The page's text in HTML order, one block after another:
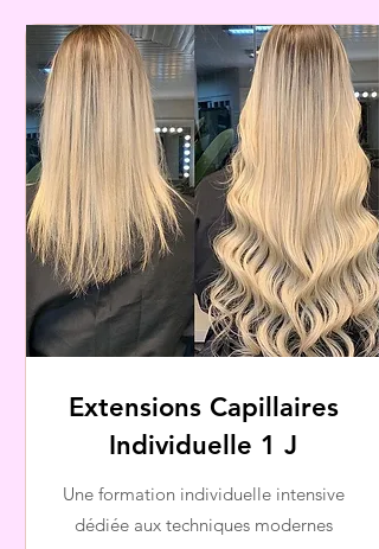
Extensions Capillaires
Individuelle 1 J
Une formation individuelle intensive
dédiée aux techniques modernes